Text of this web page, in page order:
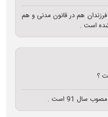
هم در قانون مدنی و هم
شده است .
؟
سال 91 است .